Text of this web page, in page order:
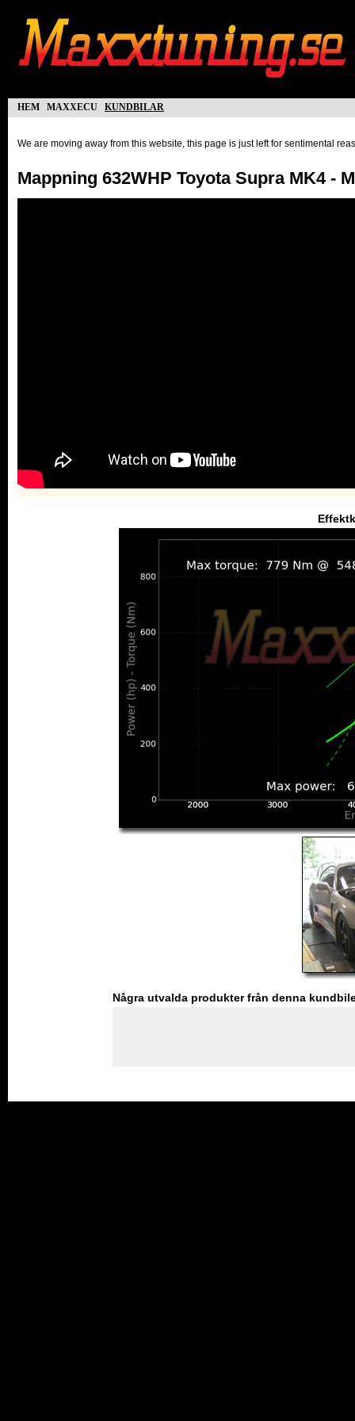
hem maxxecu kundbilar
We are moving away from this website, this page is just left for sentimental
Mappning 632WHP Toyota Supra MK4 -
Några utvalda produkter från denna